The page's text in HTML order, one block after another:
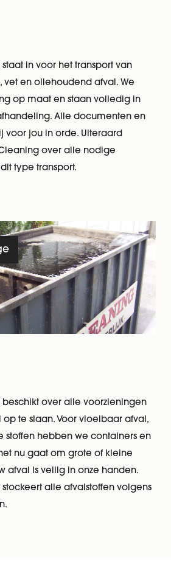
in voor het transport van
vet en oliehoudend afval. We
op maat en staan volledig in
Alle documenten en
voor jou in orde. Uiteraard
over alle nodige
type transport.
over alle voorzieningen
te slaan. Voor vloeibaar afval,
stoffen hebben we containers en
nu gaat om grote of kleine
afval is veilig in onze handen.
alle afvalstoffen volgens